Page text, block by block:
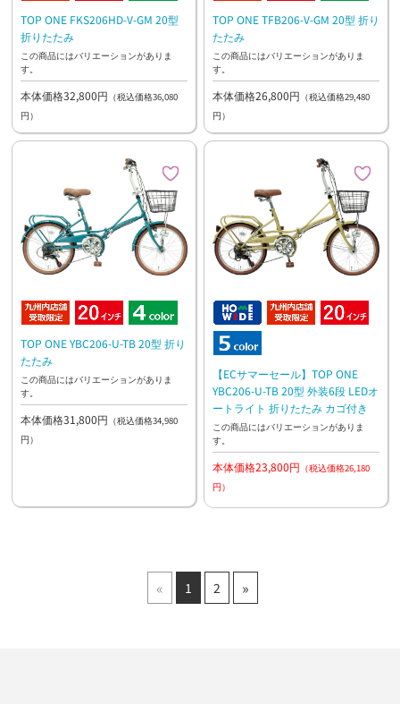
TOP ONE FKS206HD-V-GM 20型
折りたたみ
この商品にはバリエーションがありま
す。
本体価格32,800円 （税込価格36,080
円）
TOP ONE TFB206-V-GM 20型 折り
たたみ
この商品にはバリエーションがありま
す。
本体価格26,800円 （税込価格29,480
円）
TOP ONE YBC206-U-TB 20型 折り
たたみ
この商品にはバリエーションがありま
す。
本体価格31,800円 （税込価格34,980
円）
【ECサマーセール】TOP ONE
YBC206-U-TB 20型 外装6段 LEDオ
ートライト 折りたたみ カゴ付き
この商品にはバリエーションがありま
す。
本体価格23,800円 （税込価格26,180
円）
« 1 2 »